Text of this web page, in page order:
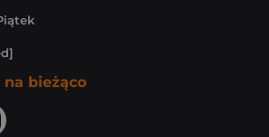
bieżąco